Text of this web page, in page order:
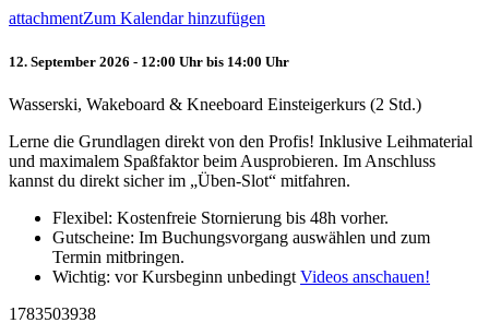
attachmentZum Kalendar hinzufügen
12. September 2026 - 12:00 Uhr bis 14:00 Uhr
Wasserski, Wakeboard & Kneeboard Einsteigerkurs (2 Std.)
Lerne die Grundlagen direkt von den Profis! Inklusive Leihmaterial
und maximalem Spaßfaktor beim Ausprobieren. Im Anschluss
kannst du direkt sicher im „Üben-Slot“ mitfahren.
Flexibel: Kostenfreie Stornierung bis 48h vorher.
Gutscheine: Im Buchungsvorgang auswählen und zum
Termin mitbringen.
Wichtig: vor Kursbeginn unbedingt Videos anschauen!
1783503938